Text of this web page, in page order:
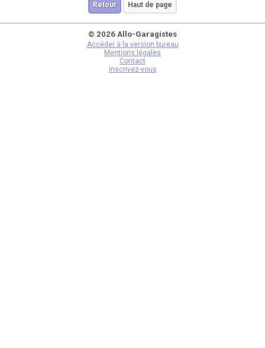
Retour Haut de page
© 2026 Allo-Garagistes
Accéder à la version bureau
Mentions légales
Contact
Inscrivez-vous